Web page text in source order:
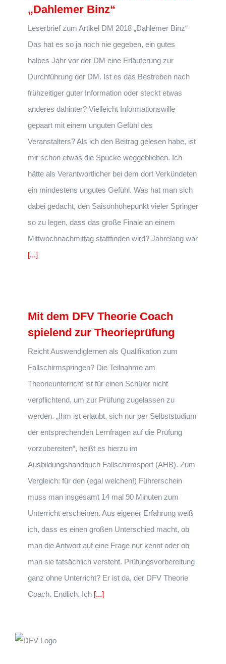
„Dahlemer Binz“
Leserbrief zum Artikel DM 2018 „Dahlemer Binz“
Das hat es so ja noch nie gegeben, ein gutes
halbes Jahr vor der DM eine Erläuterung zur
Durchführung der DM. Ist es das Bestreben nach
frühzeitiger guter Information oder steckt etwas
anderes dahinter? Vielleicht Informationswille
gepaart mit einem unguten Gefühl des
Veranstalters? Als ich den Beitrag gelesen habe, ist
mir schon etwas die Spucke weggeblieben. Ich
hätte als Verantwortlicher bei dem dort Verkündeten
ein mindestens ungutes Gefühl. Was hat man sich
dabei gedacht, den Saisonhöhepunkt vieler Springer
so zu legen, dass das große Finale an einem
Mittwochnachmittag stattfinden wird? Jahrelang war
[...]
Mit dem DFV Theorie Coach
spielend zur Theorieprüfung
Reicht Auswendiglernen als Qualifikation zum
Fallschirmspringen? Die Teilnahme am
Theorieunterricht ist für einen Schüler nicht
verpflichtend, um zur Prüfung zugelassen zu
werden. „Ihm ist erlaubt, sich nur per Selbststudium
der entsprechenden Lernfragen auf die Prüfung
vorzubereiten“, heißt es hierzu im
Ausbildungshandbuch Fallschirmsport (AHB). Zum
Vergleich: für den (egal welchen!) Führerschein
muss man insgesamt 14 mal 90 Minuten zum
Unterricht erscheinen. Aus eigener Erfahrung weiß
ich, dass es einen großen Unterschied macht, ob
man die Antwort auf eine Frage nur kennt oder ob
man sie tatsächlich versteht. Prüfungsvorbereitung
ganz ohne Unterricht? Er ist da, der DFV Theorie
Coach. Endlich. Ich [...]